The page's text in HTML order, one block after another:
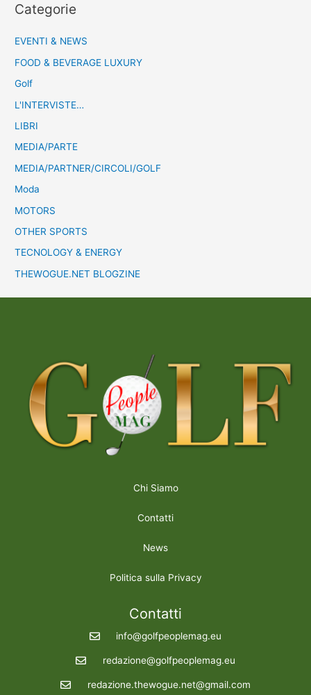
Categorie
EVENTI & NEWS
FOOD & BEVERAGE LUXURY
Golf
L'INTERVISTE…
LIBRI
MEDIA/PARTE
MEDIA/PARTNER/CIRCOLI/GOLF
Moda
MOTORS
OTHER SPORTS
TECNOLOGY & ENERGY
THEWOGUE.NET BLOGZINE
Chi Siamo
Contatti
News
Politica sulla Privacy
Contatti
info@golfpeoplemag.eu
redazione@golfpeoplemag.eu
redazione.thewogue.net@gmail.com